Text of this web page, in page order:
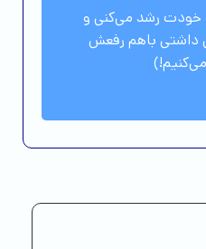
خودت رشد می‌کنی و
داشتی باهم رفعش
می‌کنیم!)